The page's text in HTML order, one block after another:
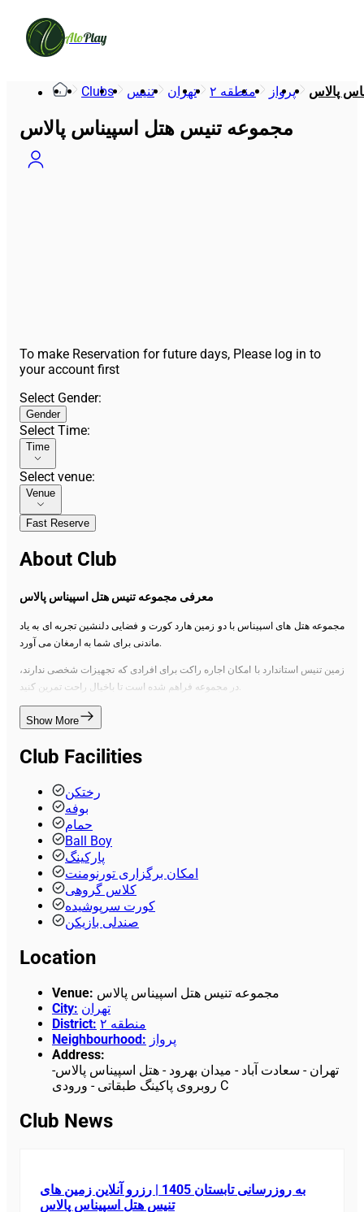
AloPlay
Clubs تنیس تهران منطقه ۲ پرواز پالاس
مجموعه تنیس هتل اسپیناس پالاس
To make Reservation for future days, Please log in to
your account first
Select Gender:
Gender
Select Time:
Time
Select venue:
Venue
Fast Reserve
About Club
معرفی مجموعه تنیس هتل اسپیناس پالاس
مجموعه هتل های اسپیناس با دو زمین هارد کورت و فضایی دلنشین تجربه ای به یاد
ماندنی برای شما به ارمغان می آورد.
زمین تنیس استاندارد با امکان اجاره راکت برای افرادی که تجهیزات شخصی ندارند،
Show More
Club Facilities
رختکن
بوفه
حمام
Ball Boy
پارکینگ
امکان برگزاری تورنومنت
کلاس گروهی
کورت سرپوشیده
صندلی بازیکن
Location
Venue: مجموعه تنیس هتل اسپیناس پالاس
City: تهران
District:
منطقه ۲
Neighbourhood : پرواز
Address:
تهران - سعادت آباد - میدان بهرود - هتل اسپیناس پالاس-
روبروی پاکینگ طبقاتی - ورودی C
Club News
به روزرسانی تابستان 1405 | رزرو آنلاین زمین های
تنیس هتل اسپیناس پالاس